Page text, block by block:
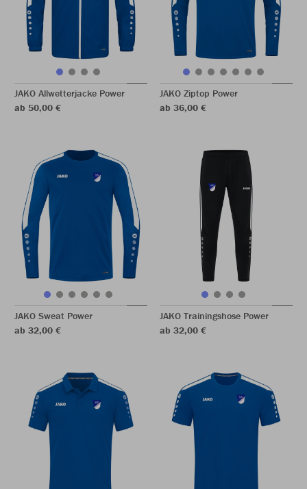
JAKO Allwetterjacke Power
ab 50,00 €
JAKO Ziptop Power
ab 36,00 €
JAKO Sweat Power
ab 32,00 €
JAKO Trainingshose Power
ab 32,00 €